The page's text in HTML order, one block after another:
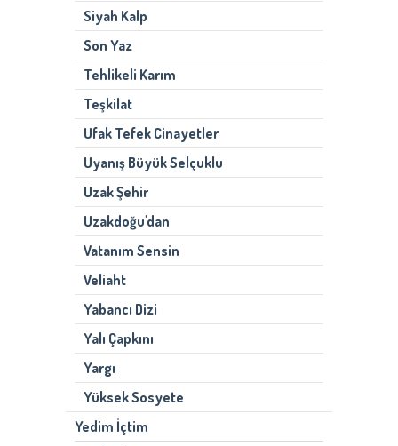
Siyah Kalp
Son Yaz
Tehlikeli Karım
Teşkilat
Ufak Tefek Cinayetler
Uyanış Büyük Selçuklu
Uzak Şehir
Uzakdoğu'dan
Vatanım Sensin
Veliaht
Yabancı Dizi
Yalı Çapkını
Yargı
Yüksek Sosyete
Yedim İçtim